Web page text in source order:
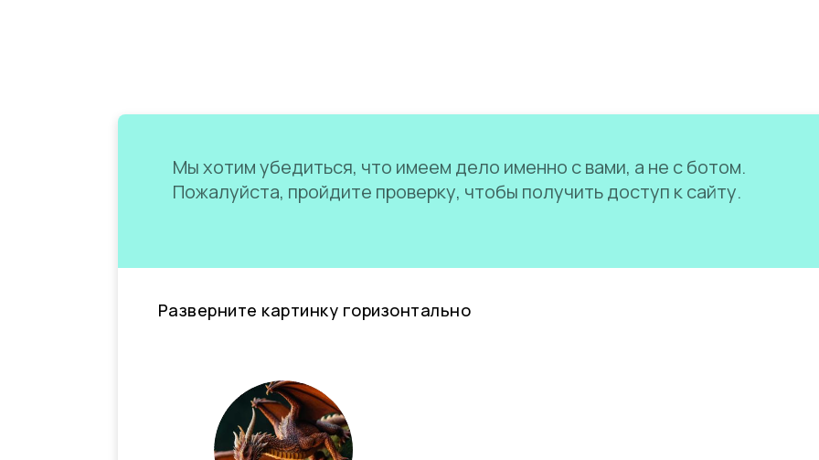
Мы хотим убедиться, что имеем дело именно с вами, а не с ботом.
Пожалуйста, пройдите проверку, чтобы получить доступ к сайту.
Разверните картинку горизонтально